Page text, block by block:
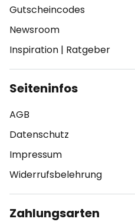
Gutscheincodes
Newsroom
Inspiration | Ratgeber
Seiteninfos
AGB
Datenschutz
Impressum
Widerrufsbelehrung
Zahlungsarten